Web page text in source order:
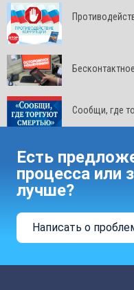
Сообщи, где
Есть
процесса или
лучше?
Написать о